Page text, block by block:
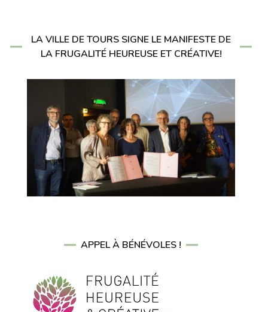
LA VILLE DE TOURS SIGNE LE MANIFESTE DE
LA FRUGALITÉ HEUREUSE ET CRÉATIVE!
APPEL À BÉNÉVOLES !